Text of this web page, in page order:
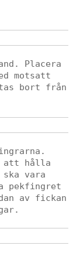
Placera
motsatt
bort från
att hålla
ska vara
pekfingret
av fickan